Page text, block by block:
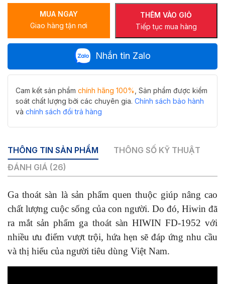
HIWIN
FD-
1952
trọng
thoát
nhanh
số
lượng
THÊM VÀO GIỎ
Tiếp tục mua hàng
MUA NGAY
Giao hàng tận nơi
Nhắn tin Zalo
Cam kết sản phẩm chính hãng 100% , Sản phẩm được kiểm
soát chất lượng bởi các chuyên gia. Chính sách bảo hành
và chính sách đổi trả hàng
THÔNG TIN SẢN PHẨM
THÔNG SỐ KỸ THUẬT
ĐÁNH GIÁ (26)
Ga thoát sàn là sản phẩm quen thuộc giúp nâng cao
chất lượng cuộc sống của con người. Do đó, Hiwin đã
ra mắt sản phẩm ga thoát sàn HIWIN FD-1952 với
nhiều ưu điểm vượt trội, hứa hẹn sẽ đáp ứng nhu cầu
và thị hiếu của người tiêu dùng Việt Nam.